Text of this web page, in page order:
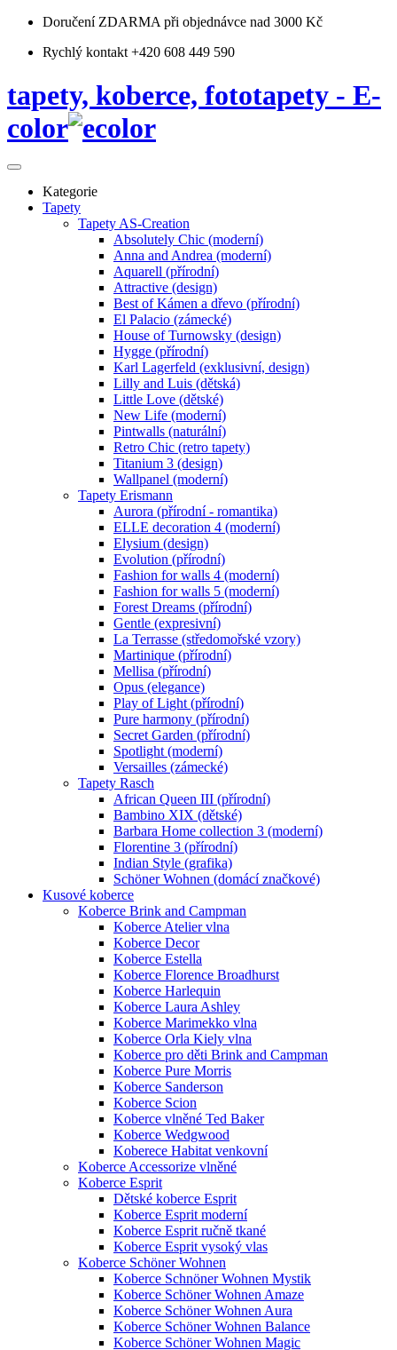
Doručení ZDARMA při objednávce nad 3000 Kč
Rychlý kontakt +420 608 449 590
tapety, koberce, fototapety - E-
color
Kategorie
Tapety
Tapety AS-Creation
Absolutely Chic (moderní)
Anna and Andrea (moderní)
Aquarell (přírodní)
Attractive (design)
Best of Kámen a dřevo (přírodní)
El Palacio (zámecké)
House of Turnowsky (design)
Hygge (přírodní)
Karl Lagerfeld (exklusivní, design)
Lilly and Luis (dětská)
Little Love (dětské)
New Life (moderní)
Pintwalls (naturální)
Retro Chic (retro tapety)
Titanium 3 (design)
Wallpanel (moderní)
Tapety Erismann
Aurora (přírodní - romantika)
ELLE decoration 4 (moderní)
Elysium (design)
Evolution (přírodní)
Fashion for walls 4 (moderní)
Fashion for walls 5 (moderní)
Forest Dreams (přírodní)
Gentle (expresivní)
La Terrasse (středomořské vzory)
Martinique (přírodní)
Mellisa (přírodní)
Opus (elegance)
Play of Light (přírodní)
Pure harmony (přírodní)
Secret Garden (přírodní)
Spotlight (moderní)
Versailles (zámecké)
Tapety Rasch
African Queen III (přírodní)
Bambino XIX (dětské)
Barbara Home collection 3 (moderní)
Florentine 3 (přírodní)
Indian Style (grafika)
Schöner Wohnen (domácí značkové)
Kusové koberce
Koberce Brink and Campman
Koberce Atelier vlna
Koberce Decor
Koberce Estella
Koberce Florence Broadhurst
Koberce Harlequin
Koberce Laura Ashley
Koberce Marimekko vlna
Koberce Orla Kiely vlna
Koberce pro děti Brink and Campman
Koberce Pure Morris
Koberce Sanderson
Koberce Scion
Koberce vlněné Ted Baker
Koberce Wedgwood
Koberece Habitat venkovní
Koberce Accessorize vlněné
Koberce Esprit
Dětské koberce Esprit
Koberce Esprit moderní
Koberce Esprit ručně tkané
Koberce Esprit vysoký vlas
Koberce Schöner Wohnen
Koberce Schnöner Wohnen Mystik
Koberce Schöner Wohnen Amaze
Koberce Schöner Wohnen Aura
Koberce Schöner Wohnen Balance
Koberce Schöner Wohnen Magic